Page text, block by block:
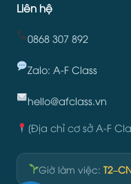
Liên hệ
0868 307 892
Zalo: A-F Class
hello@afclass.vn
[Địa chỉ cơ sở A-F
Giờ làm việc: